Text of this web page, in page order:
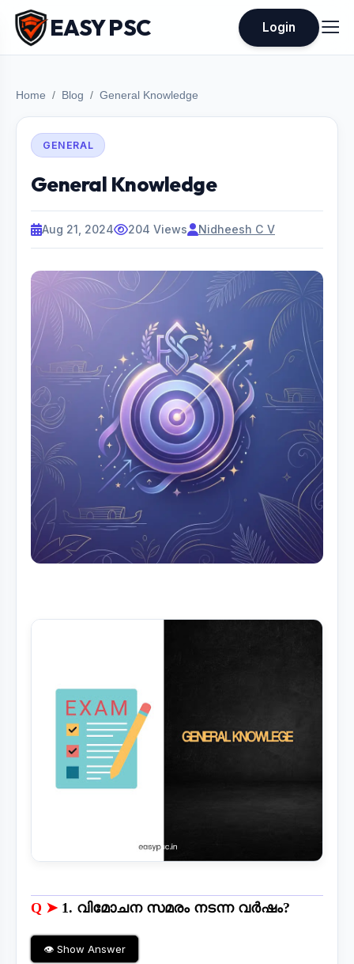
EASY PSC Login
Home Blog General Knowledge
GENERAL
General Knowledge
Aug 21, 2024 204 Views Nidheesh C V
Q ➤ 1. വിമോചന സമരം നടന്ന വർഷം?
👁 Show Answer